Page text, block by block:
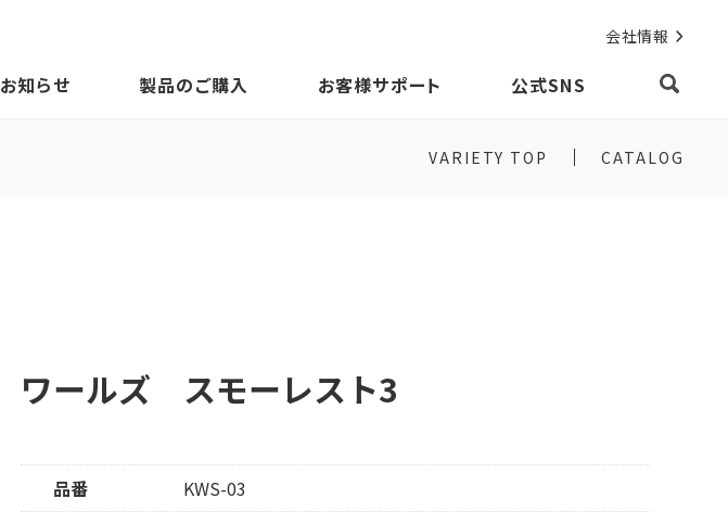
会社情報
お知らせ 製品のご購入 お客様サポート 公式SNS
VARIETY TOP CATALOG
ワールズ スモーレスト3
品番
KWS-03